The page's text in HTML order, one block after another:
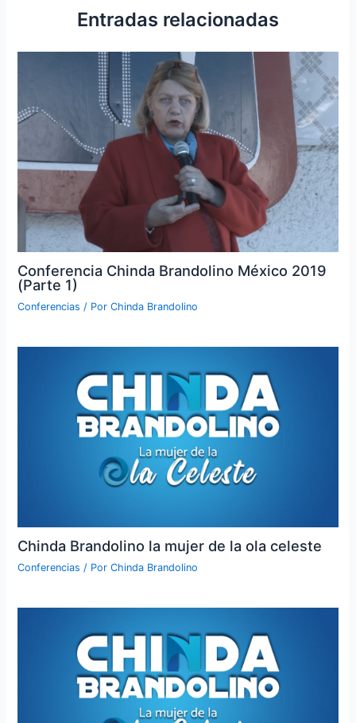
Entradas relacionadas
Conferencia Chinda Brandolino México 2019
(Parte 1)
Conferencias / PorChinda Brandolino
Chinda Brandolino la mujer de la ola celeste
Conferencias / PorChinda Brandolino